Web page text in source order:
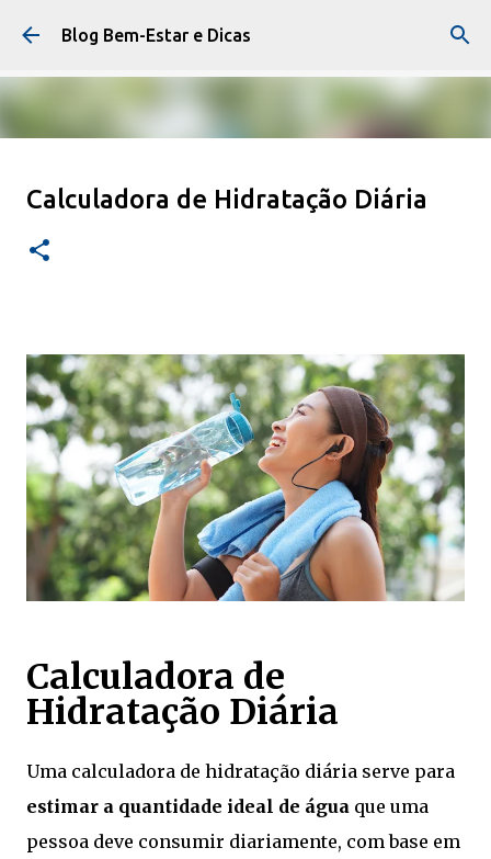
Pular para o conteúdo principal
Blog Bem-Estar e Dicas
Como Aliviar Dor Lombar com
Calculadora de Hidratação Diária
Calculadora de
Hidratação Diária
Uma calculadora de hidratação diária serve para
estimar a quantidade ideal de água que uma
pessoa deve consumir diariamente, com base em